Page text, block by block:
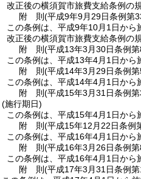
改正後の横須賀市旅費支給条例の
附 則(平成9年9月29日条例第
この条例は、平成9年10月1日から
改正後の横須賀市旅費支給条例の
附 則(平成13年3月30日条例
この条例は、平成13年4月1日から
附 則(平成14年3月29日条例
この条例は、平成14年4月1日から
附 則(平成15年3月31日条例
(施行期日)
この条例は、平成15年4月1日から
附 則(平成15年12月22日条例
この条例は、平成16年4月1日から
附 則(平成16年3月26日条例
この条例は、平成16年4月1日から
附 則(平成17年3月31日条例